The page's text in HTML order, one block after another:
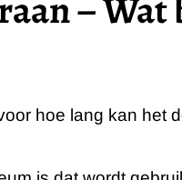
hoe lang kan het